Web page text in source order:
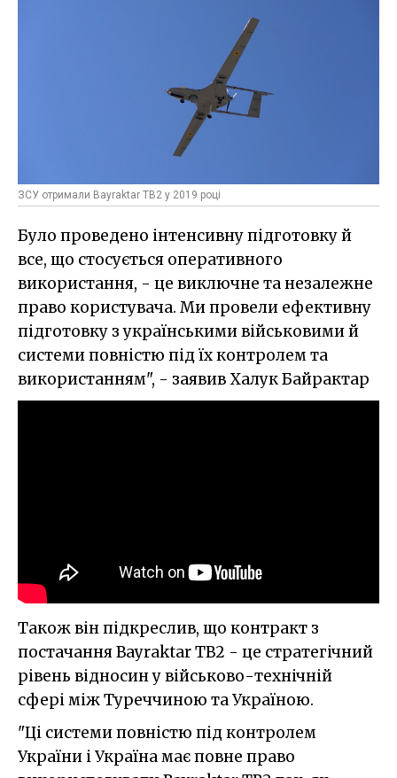
ЗСУ отримали Bayraktar TB2 у 2019 році
Було проведено інтенсивну підготовку й
все, що стосується оперативного
використання, - це виключне та незалежне
право користувача. Ми провели ефективну
підготовку з українськими військовими й
системи повністю під їх контролем та
використанням", - заявив Халук Байрактар
Також він підкреслив, що контракт з
постачання Bayraktar TB2 - це стратегічний
рівень відносин у військово-технічній
сфері між Туреччиною та Україною.
"Ці системи повністю під контролем
України і Україна має повне право